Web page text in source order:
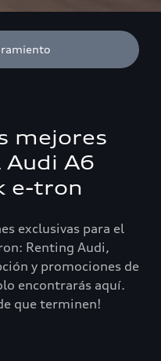
mejores
A6
e-tron
exclusivas para el
Renting Audi,
y promociones de
encontrarás aquí.
que terminen!